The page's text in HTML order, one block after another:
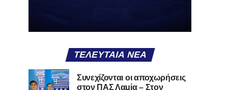
ΤΕΛΕΥΤΑΊΑ ΝΈΑ
Συνεχίζονται οι αποχωρήσεις
στον ΠΑΣ Λαμία – Στον